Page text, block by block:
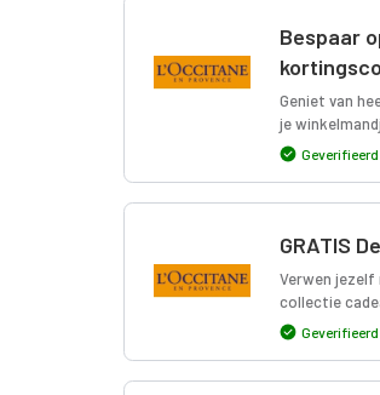
Bespaar
Geniet van
je
Geverifieerd
GRATIS
Verwen
collectie
Geverifieerd